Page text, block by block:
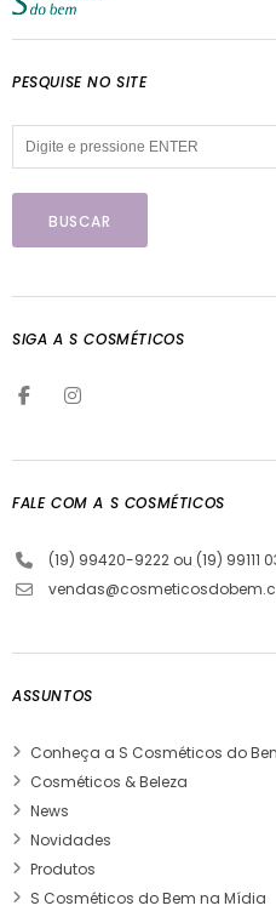
PESQUISE NO SITE
SIGA A S COSMÉTICOS
FALE COM A S COSMÉTICOS
(19) 99420-9222 ou (19) 99111
ASSUNTOS
Conheça a S Cosméticos do
Cosméticos & Beleza
News
Novidades
Produtos
S Cosméticos do Bem na Mídia